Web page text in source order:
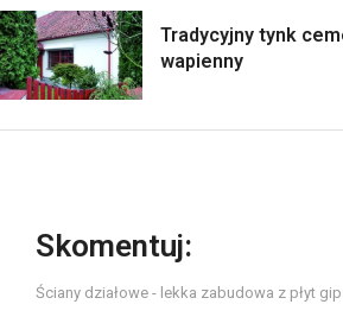
Tradycyjny tynk
wapienny
Skomentuj:
Ściany działowe - lekka zabudowa z płyt